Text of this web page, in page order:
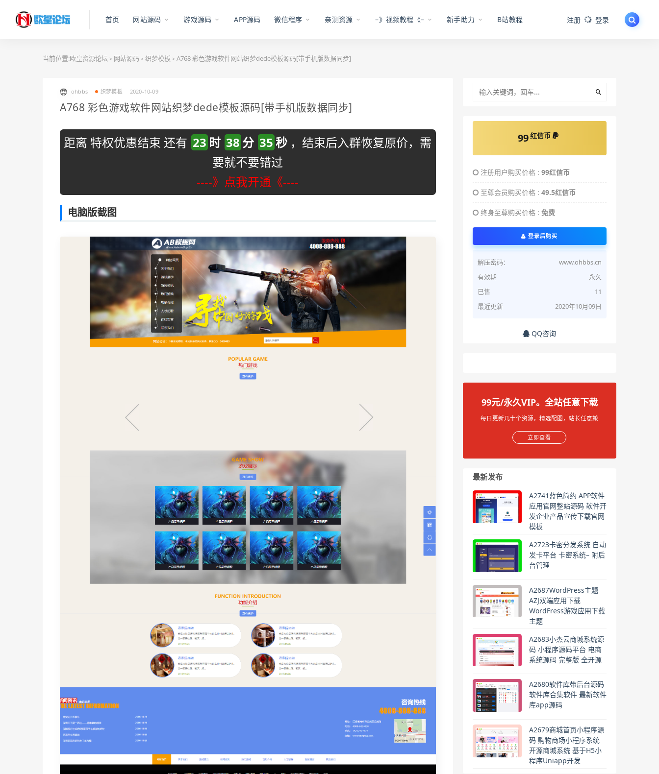
首页 网站源码 游戏源码 APP源码 微信程序 亲测资源 –》视频教程《– 新手助力 B站教程 注册 登录
当前位置:欧皇资源论坛 > 网站源码 > 织梦模板 > A768 彩色游戏软件网站织梦dede模板源码[带手机版数据同步]
ohbbs 织梦模板 2020-10-09
A768 彩色游戏软件网站织梦dede模板源码[带手机版数据同步]
距离 特权优惠结束 还有 23 时 38 分 34秒 ，结束后入群恢复原价，需
要就不要错过
----》点我开通《----
电脑版截图
99红信币
注册用户购买价格 : 99红信币
至尊会员购买价格 : 49.5红信币
终身至尊购买价格 : 免费
登录后购买
解压密码：
www.ohbbs.cn
有效期
永久
已售
11
最近更新
2020年10月09日
QQ咨询
99元/永久VIP。全站任意下载
每日更新几十个资源，精选配图，站长任意搬
立即查看
最新发布
A2741蓝色简约 APP软件
应用官网整站源码 软件开
发企业产品宣传下载官网
模板
A2723卡密分发系统 自动
发卡平台 卡密系统– 附后
台管理
A2687WordPress主题
AZJ双端应用下载
WordFress游戏应用下载
主题
A2683小杰云商城系统源
码 小程序源码平台 电商
系统源码 完整版 全开源
A2680软件库带后台源码
软件库合集软件 最新软件
库app源码
A2679商城首页小程序源
码 购物商场小程序系统
开源商城系统 基于H5小
程序Uniapp开发